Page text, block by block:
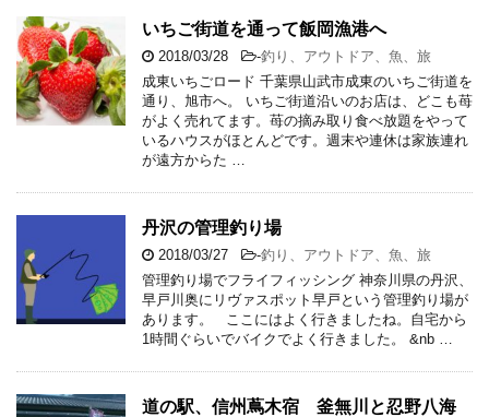
いちご街道を通って飯岡漁港へ
2018/03/28 -釣り、アウトドア、魚、旅
成東いちごロード 千葉県山武市成東のいちご街道を
通り、旭市へ。 いちご街道沿いのお店は、どこも苺
がよく売れてます。苺の摘み取り食べ放題をやって
いるハウスがほとんどです。週末や連休は家族連れ
が遠方からた …
丹沢の管理釣り場
2018/03/27 -釣り、アウトドア、魚、旅
管理釣り場でフライフィッシング 神奈川県の丹沢、
早戸川奥にリヴァスポット早戸という管理釣り場が
あります。 ここにはよく行きましたね。自宅から
1時間ぐらいでバイクでよく行きました。 &nb …
道の駅、信州蔦木宿 釜無川と忍野八海